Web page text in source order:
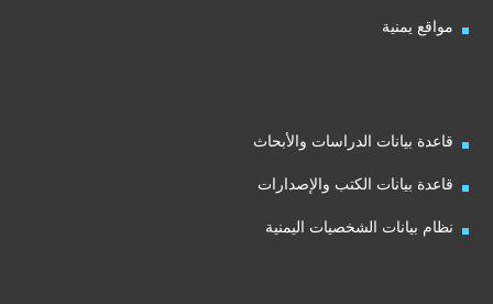
مواقع يمنية
قاعدة بيانات الدراسات والأبحاث
قاعدة بيانات الكتب والإصدارات
نظام بيانات الشخصيات اليمنية